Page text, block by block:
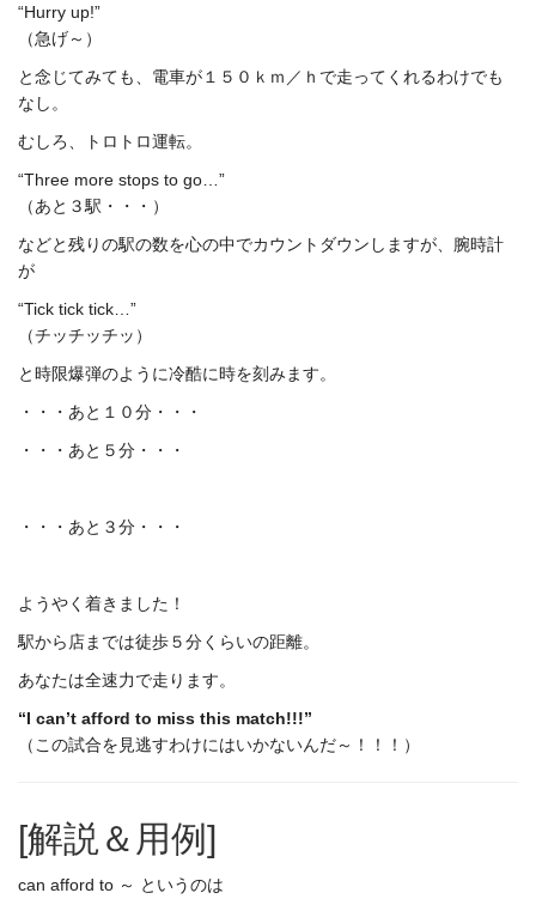
“Hurry up!”
（急げ～）
と念じてみても、電車が１５０ｋｍ／ｈで走ってくれるわけでも
なし。
むしろ、トロトロ運転。
“Three more stops to go…”
（あと３駅・・・）
などと残りの駅の数を心の中でカウントダウンしますが、腕時計
が
“Tick tick tick…”
（チッチッチッ）
と時限爆弾のように冷酷に時を刻みます。
・・・あと１０分・・・
・・・あと５分・・・
・・・あと３分・・・
ようやく着きました！
駅から店までは徒歩５分くらいの距離。
あなたは全速力で走ります。
“I can’t afford to miss this match!!!”
（この試合を見逃すわけにはいかないんだ～！！！）
[解説＆用例]
can afford to ～ というのは